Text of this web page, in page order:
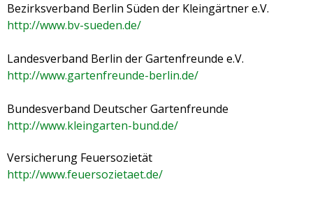
Bezirksverband Berlin Süden der Kleingärtner e.V.
http://www.bv-sueden.de/
Landesverband Berlin der Gartenfreunde e.V.
http://www.gartenfreunde-berlin.de/
Bundesverband Deutscher Gartenfreunde
http://www.kleingarten-bund.de/
Versicherung Feuersozietät
http://www.feuersozietaet.de/